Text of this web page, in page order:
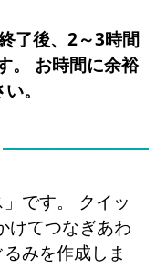
了後、2～3時間
。 お時間に余裕
。
です。 クイッ
けてつなぎあわ
みを作成しま